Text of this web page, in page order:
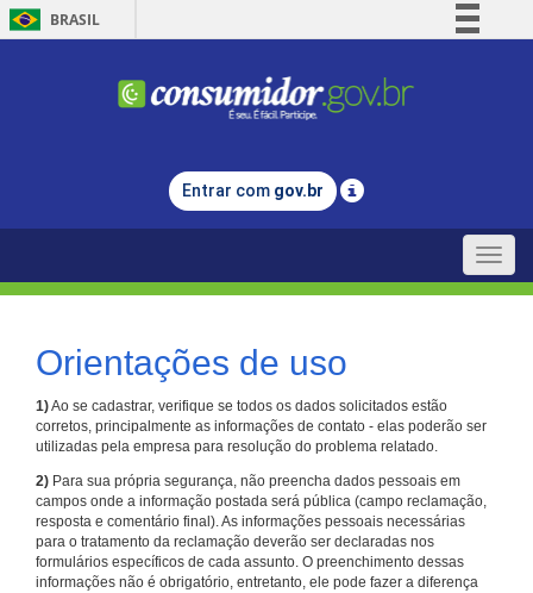
BRASIL
Comunica BR
Legislação
Entrar com gov.br
Toggle
Orientações de uso
1)Ao se cadastrar, verifique se todos os dados solicitados estão
corretos, principalmente as informações de contato - elas poderão ser
utilizadas pela empresa para resolução do problema relatado.
2) Para sua própria segurança, não preencha dados pessoais em
campos onde a informação postada será pública (campo reclamação,
resposta e comentário final). As informações pessoais necessárias
para o tratamento da reclamação deverão ser declaradas nos
formulários específicos de cada assunto. O preenchimento dessas
informações não é obrigatório, entretanto, ele pode fazer a diferença